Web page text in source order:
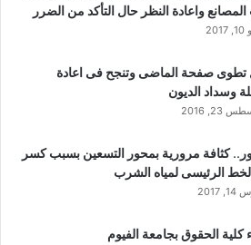
واعادة النظر حال التأكد من الضرر
تطوى صفحة الماضى وتنجح فى اعادة
وسداد الديون
23, 2016
كثافة مرورية بمحور التسعين بسبب كسر
الرئيسى لمياه الشرب
2017
كلية الحقوق بجامعة الفيوم